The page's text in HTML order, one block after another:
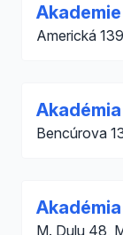
Americká
Akadémia
Bencúrova
M. Dulu 48,